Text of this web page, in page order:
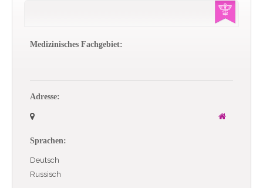
Medizinisches Fachgebiet:
Adresse:
Sprachen:
Deutsch
Russisch